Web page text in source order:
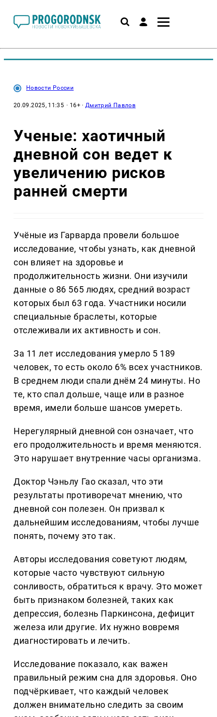
Новости России
20.09.2025, 11:35 · 16+ ·Дмитрий Павлов
Ученые: хаотичный
дневной сон ведет к
увеличению рисков
ранней смерти
Учёные из Гарварда провели большое
исследование, чтобы узнать, как дневной
сон влияет на здоровье и
продолжительность жизни. Они изучили
данные о 86 565 людях, средний возраст
которых был 63 года. Участники носили
специальные браслеты, которые
отслеживали их активность и сон.
За 11 лет исследования умерло 5 189
человек, то есть около 6% всех участников.
В среднем люди спали днём 24 минуты. Но
те, кто спал дольше, чаще или в разное
время, имели больше шансов умереть.
Нерегулярный дневной сон означает, что
его продолжительность и время меняются.
Это нарушает внутренние часы организма.
Доктор Чэньлу Гао сказал, что эти
результаты противоречат мнению, что
дневной сон полезен. Он призвал к
дальнейшим исследованиям, чтобы лучше
понять, почему это так.
Авторы исследования советуют людям,
которые часто чувствуют сильную
сонливость, обратиться к врачу. Это может
быть признаком болезней, таких как
депрессия, болезнь Паркинсона, дефицит
железа или другие. Их нужно вовремя
диагностировать и лечить.
Исследование показало, как важен
правильный режим сна для здоровья. Оно
подчёркивает, что каждый человек
должен внимательно следить за своим